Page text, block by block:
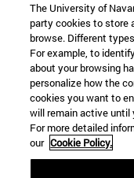
The University of
party cookies to store
browse. Different
For example, to
about your browsing
personalize how the
cookies you want to
will remain active until
For more detailed
our Cookie Policy.